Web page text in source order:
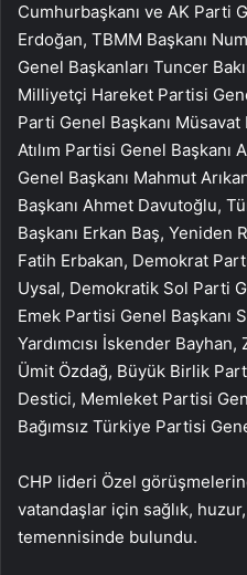
Cumhurbaşkanı ve AK Parti
Erdoğan, TBMM Başkanı
Genel Başkanları Tuncer
Milliyetçi Hareket Partisi
Parti Genel Başkanı
Atılım Partisi Genel Başkanı
Genel Başkanı Mahmut
Başkanı Ahmet Davutoğlu,
Başkanı Erkan Baş, Yeniden
Fatih Erbakan, Demokrat
Uysal, Demokratik Sol Parti
Emek Partisi Genel Başkanı
Yardımcısı İskender
Ümit Özdağ, Büyük Birlik
Destici, Memleket Partisi
Bağımsız Türkiye Partisi
CHP lideri Özel
vatandaşlar için sağlık,
temennisinde bulundu.